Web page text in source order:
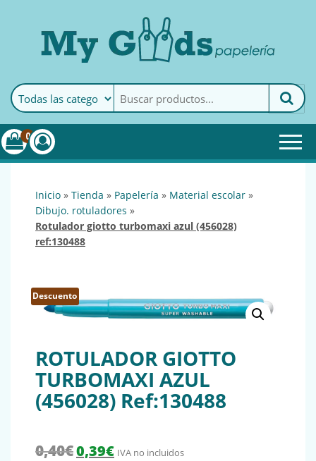
MyGoods · PapeleríaMy Goods es tu papelería
online de confianza. Podrás
encontrar todo lo necesario
0
inicio » tienda » papelería » material escolar »
dibujo. rotuladores »
rotulador giotto turbomaxi azul (456028)
ref:130488
Descuento
ROTULADOR GIOTTO
TURBOMAXI AZUL
(456028) Ref:130488
0,40€ El precio original era: 0,40€.
0,39€El precio actual es: 0,39€.
IVA no incluidos